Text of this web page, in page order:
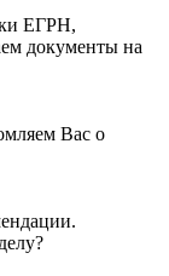
ЕГРН,
документы на
Вас о